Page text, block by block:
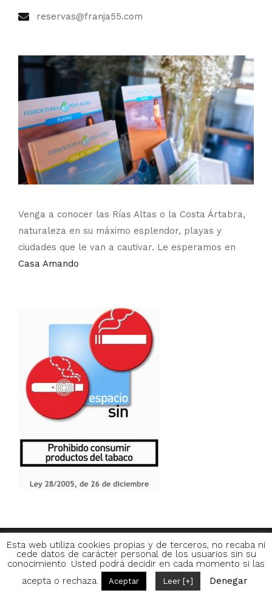
reservas@franja55.com
Venga a conocer las Rías Altas o la Costa Ártabra,
naturaleza en su máximo esplendor, playas y
ciudades que le van a cautivar. Le esperamos en
Casa Amando
APARTAMENTOS FRANJA 55 · Cl/ Franja, 55 · A
Coruña | +34 881 01 86 54
Esta web utiliza cookies propias y de terceros, no recaba ni
cede datos de carácter personal de los usuarios sin su
conocimiento. Usted podrá decidir en cada momento si las
acepta o rechaza.
Aceptar Leer [+] Denegar